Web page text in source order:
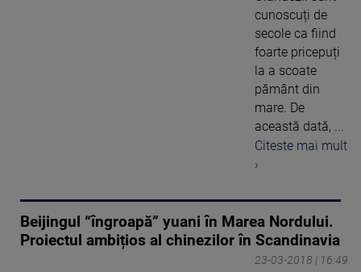
cunoscuți de
secole ca fiind
foarte pricepuți
la a scoate
pământ din
mare. De
această dată, ...
Citeste mai mult
›
Beijingul “îngroapă” yuani în Marea Nordului.
Proiectul ambițios al chinezilor în Scandinavia
23-03-2018 | 16:49